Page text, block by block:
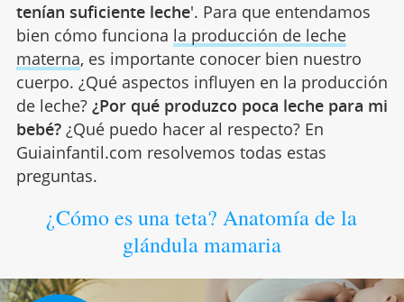
tenían suficiente leche'. Para que entendamos
bien cómo funciona la producción de leche
materna, es importante conocer bien nuestro
cuerpo. ¿Qué aspectos influyen en la producción
de leche? ¿Por qué produzco poca leche para mi
bebé?¿Qué puedo hacer al respecto? En
Guiainfantil.com resolvemos todas estas
preguntas.
¿Cómo es una teta? Anatomía de la
glándula mamaria